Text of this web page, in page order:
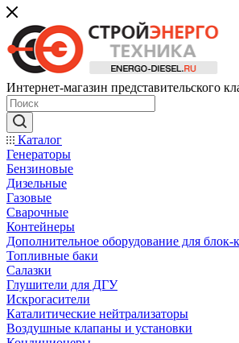
Интернет-магазин представительского
Каталог
Генераторы
Бензиновые
Дизельные
Газовые
Сварочные
Контейнеры
Дополнительное оборудование для блок-
Топливные баки
Салазки
Глушители для ДГУ
Искрогасители
Каталитические нейтрализаторы
Воздушные клапаны и установки